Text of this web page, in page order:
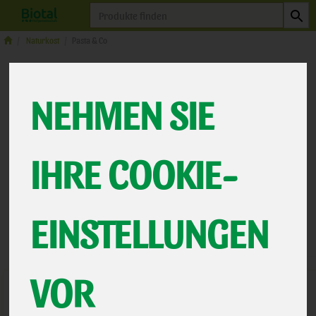
NEHMEN SIE
IHRE COOKIE-
EINSTELLUNGEN
VOR
Naturkost
PASTA & CO 7 VON 463